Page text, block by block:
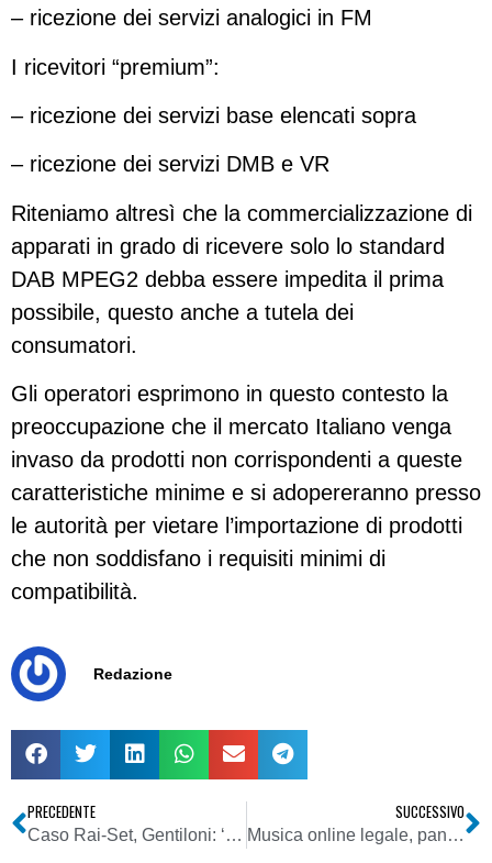
– ricezione dei servizi analogici in FM
I ricevitori “premium”:
– ricezione dei servizi base elencati sopra
– ricezione dei servizi DMB e VR
Riteniamo altresì che la commercializzazione di
apparati in grado di ricevere solo lo standard
DAB MPEG2 debba essere impedita il prima
possibile, questo anche a tutela dei
consumatori.
Gli operatori esprimono in questo contesto la
preoccupazione che il mercato Italiano venga
invaso da prodotti non corrispondenti a queste
caratteristiche minime e si adopereranno presso
le autorità per vietare l’importazione di prodotti
che non soddisfano i requisiti minimi di
compatibilità.
Redazione
PRECEDENTE
Caso Rai-Set, Gentiloni: ‘È una brutta foto d’epoca ora la riforma e il conflitto d’interessi’
SUCCESSIVO
Musica online legale, panorama delle sole stelle cadenti?